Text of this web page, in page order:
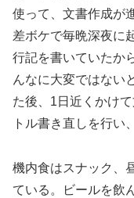
使って、文書作成が
差ボケで毎晩深夜に
行記を書いていたか
んなに大変ではない
た後、1日近くかけ
トル書き直しを行い
機内食はスナック、
ている。ビールを飲